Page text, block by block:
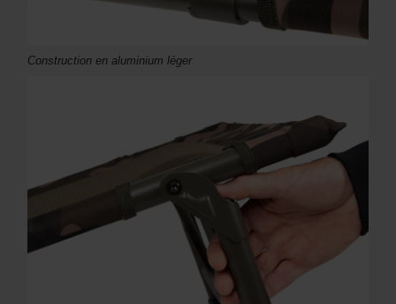
Construction en aluminium léger